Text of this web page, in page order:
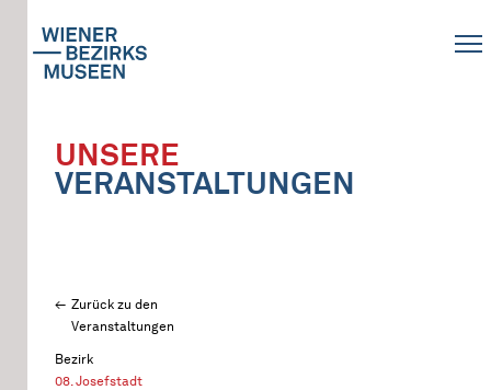
UNSERE
VERANSTALTUNGEN
Zurück zu den
Veranstaltungen
Bezirk
08. Josefstadt